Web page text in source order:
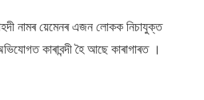
নামৰ য়েমেনৰ এজন লোকক নিচাযুক্ত
কাৰাবন্দী হৈ আছে কাৰাগাৰত ।